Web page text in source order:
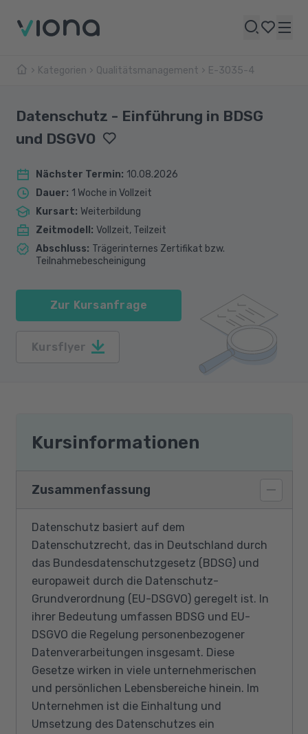
Kategorien Qualitätsmanagement E-3035-4
Datenschutz - Einführung in BDSG
und DSGVO
Nächster Termin: 10.08.2026
Dauer: 1 Woche in Vollzeit
Kursart: Weiterbildung
Zeitmodell : Vollzeit, Teilzeit
Abschluss: Trägerinternes Zertifikat bzw.
Teilnahmebescheinigung
Zur Kursanfrage
Kursflyer
Kursinformationen
Zusammenfassung
Datenschutz basiert auf dem
Datenschutzrecht, das in Deutschland durch
das Bundesdatenschutzgesetz (BDSG) und
europaweit durch die Datenschutz-
Grundverordnung (EU-DSGVO) geregelt ist. In
ihrer Bedeutung umfassen BDSG und EU-
DSGVO die Regelung personenbezogener
Datenverarbeitungen insgesamt. Diese
Gesetze wirken in viele unternehmerischen
und persönlichen Lebensbereiche hinein. Im
Unternehmen ist die Einhaltung und
Umsetzung des Datenschutzes ein